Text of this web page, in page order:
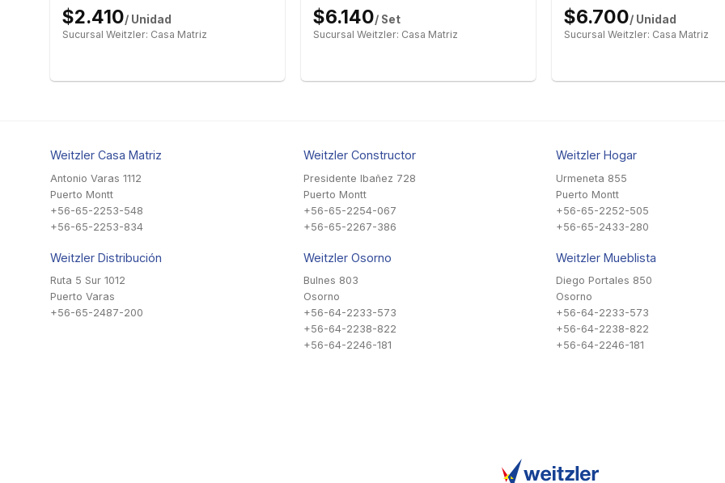
$2.410/ Unidad
Sucursal Weitzler: Casa Matriz
$6.140/ Set
Sucursal Weitzler: Casa Matriz
$6.700/ Unidad
Sucursal Weitzler: Casa Matriz
Weitzler Casa Matriz
Antonio Varas 1112
Puerto Montt
+56-65-2253-548
+56-65-2253-834
Weitzler Distribución
Ruta 5 Sur 1012
Puerto Varas
+56-65-2487-200
Weitzler Constructor
Presidente Ibañez 728
Puerto Montt
+56-65-2254-067
+56-65-2267-386
Weitzler Osorno
Bulnes 803
Osorno
+56-64-2233-573
+56-64-2238-822
+56-64-2246-181
Weitzler Hogar
Urmeneta 855
Puerto Montt
+56-65-2252-505
+56-65-2433-280
Weitzler Mueblista
Diego Portales 850
Osorno
+56-64-2233-573
+56-64-2238-822
+56-64-2246-181